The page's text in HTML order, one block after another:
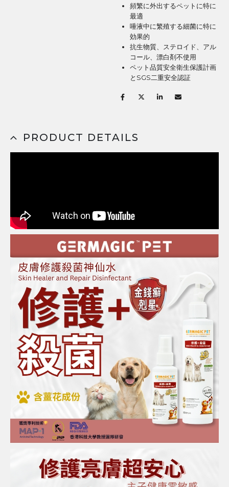
頻繁に外出するペットに特に
最適
唾液中に繁殖する細菌に特に
効果的
抗生物質、ステロイド、アル
コール、漂白剤不使用
ペット品質安全衛生保護計画
とSGS二重安全認証
PRODUCT DETAILS